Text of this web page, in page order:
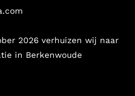
2026 verhuizen wij naar
in Berkenwoude